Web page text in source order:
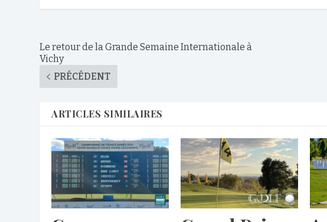
Le retour de la Grande Semaine Internationale à
Vichy
PRÉCÉDENT
ARTICLES SIMILAIRES